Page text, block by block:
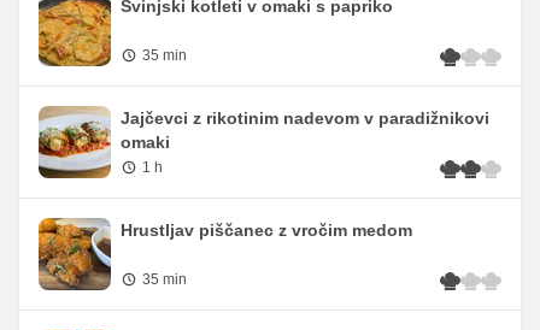
Svinjski kotleti v omaki s papriko
35 min
Jajčevci z rikotinim nadevom v paradižnikovi
omaki
1 h
Hrustljav piščanec z vročim medom
35 min